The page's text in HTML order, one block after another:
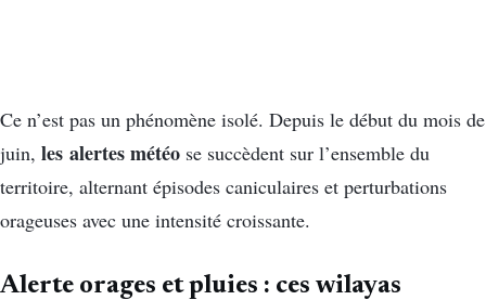
Ce n’est pas un phénomène isolé. Depuis le début du mois de
juin, les alertes météo se succèdent sur l’ensemble du
territoire, alternant épisodes caniculaires et perturbations
orageuses avec une intensité croissante.
Alerte orages et pluies : ces wilayas